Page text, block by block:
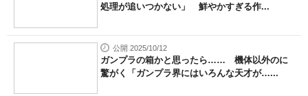
処理が追いつかない」 鮮やかすぎる作...
公開 2025/10/12
ガンプラの箱かと思ったら…… 機体以外のに
驚がく「ガンプラ界にはいろんな天才が…...